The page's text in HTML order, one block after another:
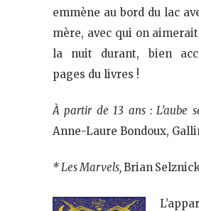
emmène au bord du lac
mère, avec qui on
la nuit durant, bien
pages du livres !
À partir de 13 ans : L’aube
Anne-Laure Bondoux,
* Les Marvels, Brian